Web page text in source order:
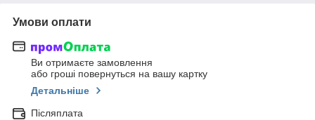
Умови оплати
Ви отримаєте замовлення
або гроші повернуться на вашу картку
Детальніше
Післяплата